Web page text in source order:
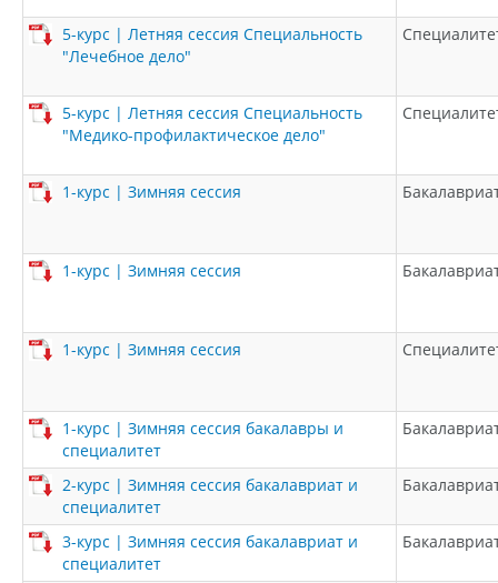
5-курс | Летняя сессия Специальность
"Лечебное дело"
5-курс | Летняя сессия Специальность
"Медико-профилактическое дело"
1-курс | Зимняя сессия
1-курс | Зимняя сессия
1-курс | Зимняя сессия
1-курс | Зимняя сессия бакалавры и
специалитет
2-курс | Зимняя сессия бакалавриат и
специалитет
3-курс | Зимняя сессия бакалавриат и
специалитет